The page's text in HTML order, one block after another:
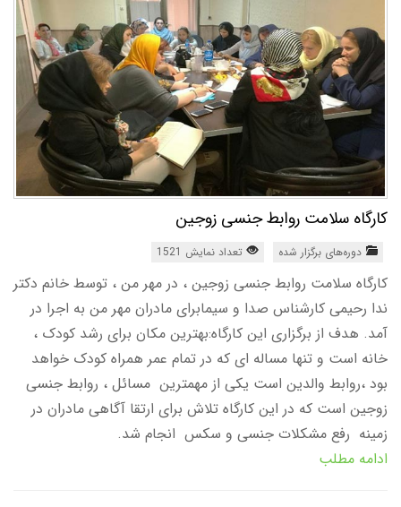
کارگاه سلامت روابط جنسی زوجین
دوره‌های برگزار شده تعداد نمایش 1521
کارگاه سلامت روابط جنسی زوجین ، در مهر من ، توسط خانم دکتر
ندا رحیمی کارشناس صدا و سیمابرای مادران مهر من به اجرا در
آمد. هدف از برگزاری این کارگاه:بهترین مکان برای رشد کودک ،
خانه است و تنها مساله ای که در تمام عمر همراه کودک خواهد
بود ،روابط والدین است یکی از مهمترین مسائل ، روابط جنسی
زوجین است که در این کارگاه تلاش برای ارتقا آگاهی مادران در
زمینه رفع مشکلات جنسی و سکس انجام شد.
ادامه مطلب